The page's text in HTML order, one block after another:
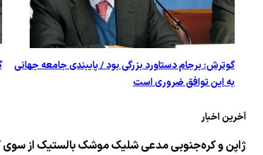
گوترش: برجام دستاورد بزرگی بود / پایبندی جامعه جهانی
به این توافق ضروری است
آخرین اخبار
ژاپن و کره‌جنوبی مدعی شلیک موشک بالستیک از سوی